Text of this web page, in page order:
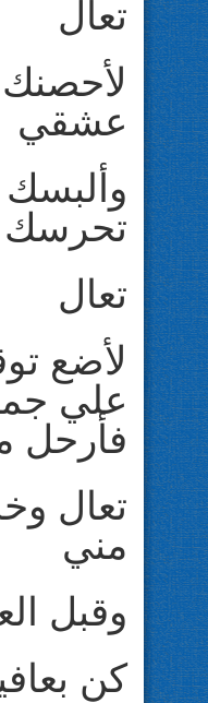
تعال
لأحصنك
عشقي
تحرسك
تعال
لأضع
علي
فأرحل
تعال
مني
وقبل
كن